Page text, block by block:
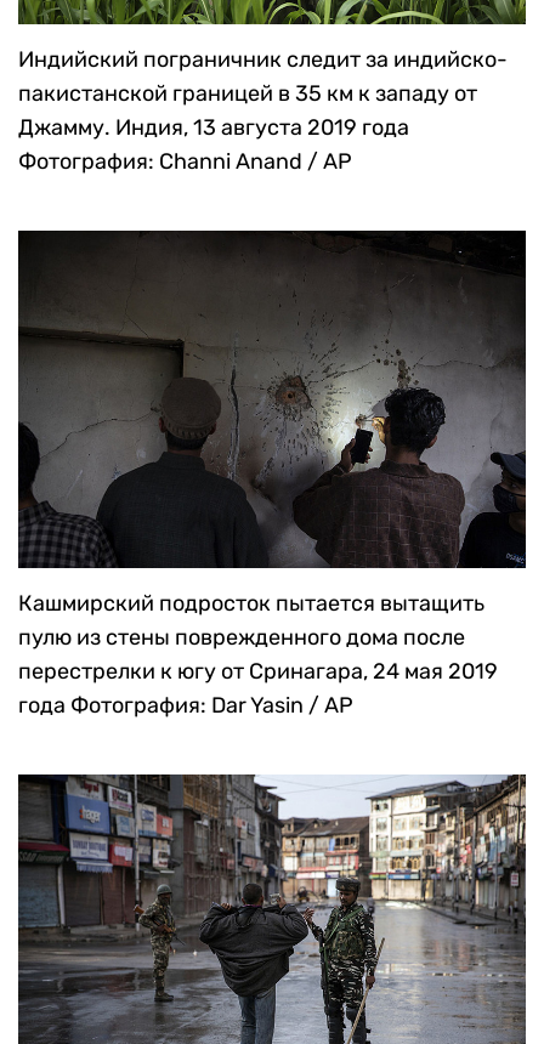
Индийский пограничник следит за индийско-
пакистанской границей в 35 км к западу от
Джамму. Индия, 13 августа 2019 года
Фотография: Channi Anand / AP
Кашмирский подросток пытается вытащить
пулю из стены поврежденного дома после
перестрелки к югу от Сринагара, 24 мая 2019
года Фотография: Dar Yasin / AP